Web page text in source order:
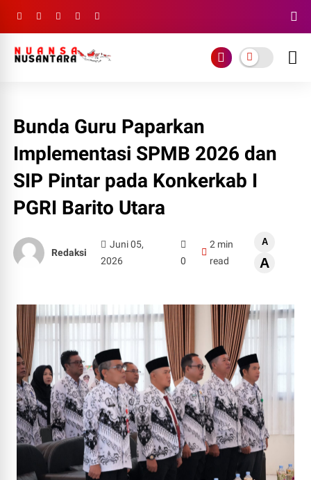
Bunda Guru Paparkan
Implementasi SPMB 2026 dan
SIP Pintar pada Konkerkab I
PGRI Barito Utara
Redaksi
Juni 05,
2026
0
2 min
read
A
A